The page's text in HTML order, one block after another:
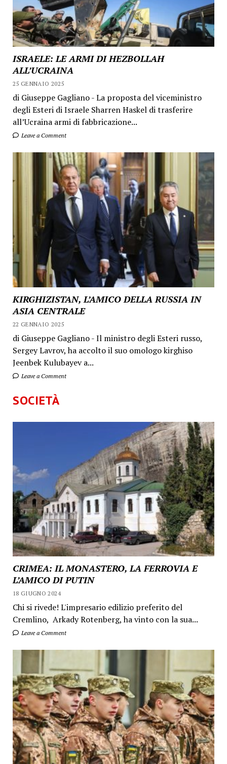
ISRAELE: LE ARMI DI HEZBOLLAH
ALL’UCRAINA
25 GENNAIO 2025
di Giuseppe Gagliano - La proposta del viceministro
degli Esteri di Israele Sharren Haskel di trasferire
all’Ucraina armi di fabbricazione...
Leave a Comment
KIRGHIZISTAN, L’AMICO DELLA RUSSIA IN
ASIA CENTRALE
22 GENNAIO 2025
di Giuseppe Gagliano - Il ministro degli Esteri russo,
Sergey Lavrov, ha accolto il suo omologo kirghiso
Jeenbek Kulubayev a...
Leave a Comment
SOCIETÀ
CRIMEA: IL MONASTERO, LA FERROVIA E
L’AMICO DI PUTIN
18 GIUGNO 2024
Chi si rivede! L'impresario edilizio preferito del
Cremlino, Arkady Rotenberg, ha vinto con la sua...
Leave a Comment